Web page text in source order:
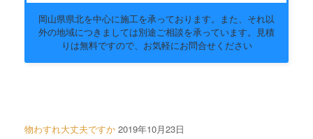
岡山県県北を中心に施工を承っております。また、それ以
外の地域につきましては別途ご相談を承っています。見積
りは無料ですので、お気軽にお問合せください
物わすれ大丈夫ですか 2019年10月23日